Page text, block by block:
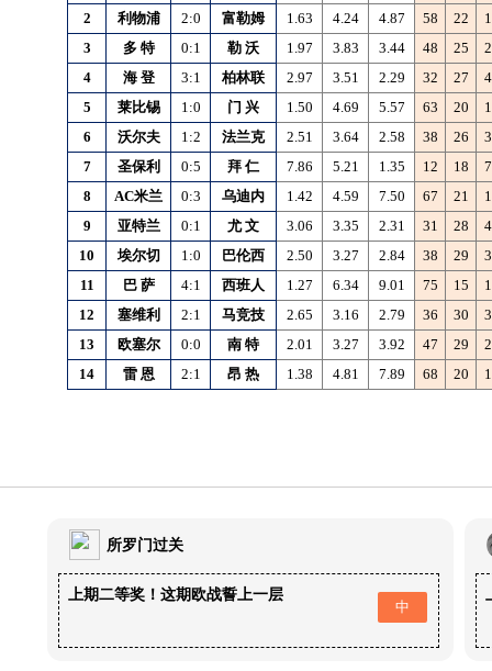
2
利物浦 2:0 富勒姆 1.63 4.24 4.87 58 22
3
多 特 0:1 勒 沃 1.97 3.83 3.44 48 25
4
海 登 3:1 柏林联 2.97 3.51 2.29 32 27
5
莱比锡 1:0 门 兴 1.50 4.69 5.57 63 20
6
沃尔夫 1:2 法兰克 2.51 3.64 2.58 38 26
7
圣保利 0:5 拜 仁 7.86 5.21 1.35 12 18
8
AC米兰 0:3 乌迪内 1.42 4.59 7.50 67 21
9
亚特兰 0:1 尤文 3.06 3.35 2.31 31 28
10
埃尔切 1:0 巴伦西 2.50 3.27 2.84 38 29
11
巴 萨 4:1 西班人 1.27 6.34 9.01 75 15
12
塞维利 2:1 马竞技 2.65 3.16 2.79 36 30
13
欧塞尔 0:0 南 特 2.01 3.27 3.92 47 29
14
雷 恩 2:1 昂 热 1.38 4.81 7.89 68 20
所罗门过关
上期二等奖！这期欧战誓上一层
中